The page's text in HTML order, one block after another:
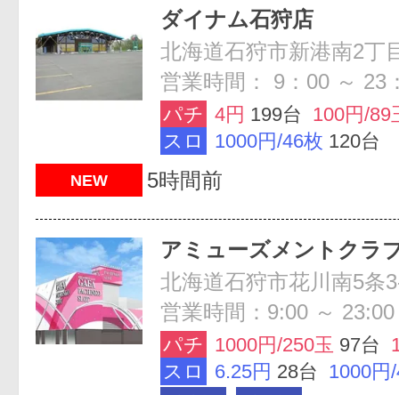
ダイナム石狩店
北海道石狩市新港南2丁
営業時間： 9：00 ～ 23
パチ 4円 199台 100円/89
スロ
1000円/46枚 120台
NEW 5時間前
アミューズメントクラ
北海道石狩市花川南5条
営業時間：9:00 ～ 23:00
パチ 1000円/250玉 97台
スロ
6.25円 28台 1000円